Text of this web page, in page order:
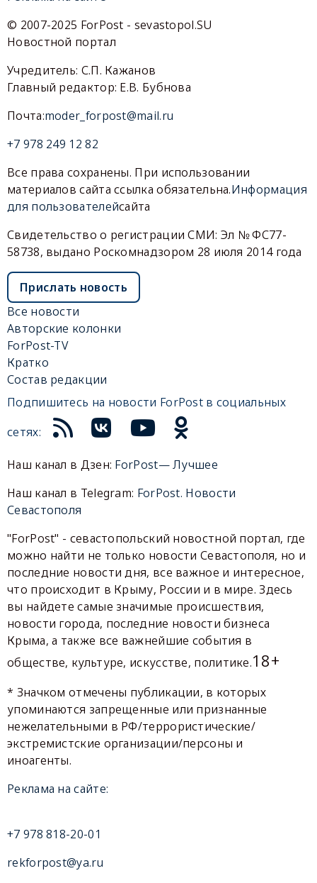
© 2007-2025 ForPost - sevastopol.SU
Новостной портал
Учредитель: С.П. Кажанов
Главный редактор: Е.В. Бубнова
Почта:moder_forpost@mail.ru
+7 978 249 12 82
Все права сохранены. При использовании
материалов сайта ссылка обязательна.Информация
для пользователейсайта
Свидетельство о регистрации СМИ: Эл № ФС77-
58738, выдано Роскомнадзором 28 июля 2014 года
Прислать новость
Все новости
Авторские колонки
ForPost-TV
Кратко
Состав редакции
Подпишитесь на новости ForPost в социальных
сетях:
Наш канал в Дзен: ForPost— Лучшее
Наш канал в Telegram: ForPost. Новости
Севастополя
"ForPost" - севастопольский новостной портал, где
можно найти не только новости Севастополя, но и
последние новости дня, все важное и интересное,
что происходит в Крыму, России и в мире. Здесь
вы найдете самые значимые происшествия,
новости города, последние новости бизнеса
Крыма, а также все важнейшие события в
обществе, культуре, искусстве, политике.18+
* Значком отмечены публикации, в которых
упоминаются запрещенные или признанные
нежелательными в РФ/террористические/
экстремистские организации/персоны и
иноагенты.
Реклама на сайте:
+7 978 818-20-01
rekforpost@ya.ru